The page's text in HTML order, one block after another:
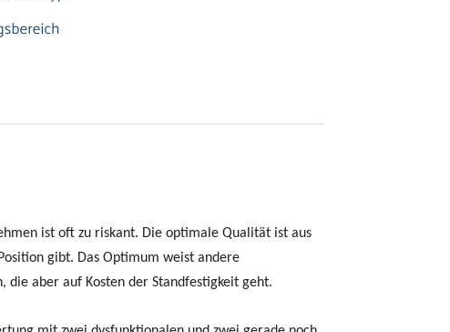
ist oft zu riskant. Die optimale Qualität ist aus
gibt. Das Optimum weist andere
die aber auf Kosten der Standfestigkeit geht.